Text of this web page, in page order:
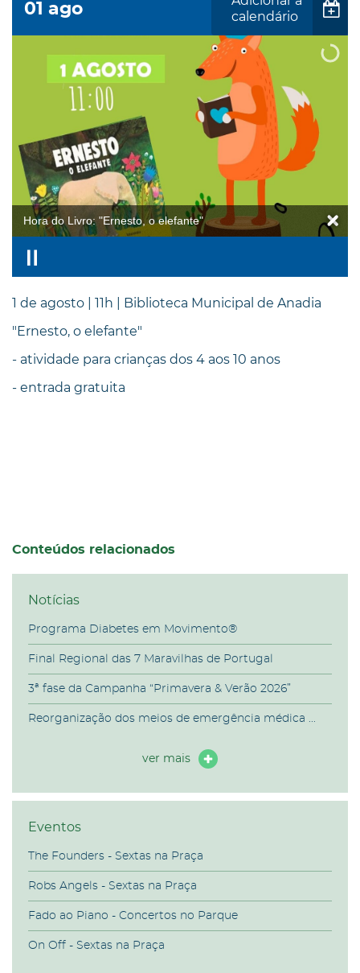
01 ago
calendário
Hora do Livro: "Ernesto, o elefante"
1 de agosto | 11h | Biblioteca Municipal de Anadia
"Ernesto, o elefante"
- atividade para crianças dos 4 aos 10 anos
- entrada gratuita
Conteúdos relacionados
Notícias
Programa Diabetes em Movimento®
Final Regional das 7 Maravilhas de Portugal
3ª fase da Campanha “Primavera & Verão 2026”
Reorganização dos meios de emergência médica ...
ver mais
Eventos
The Founders - Sextas na Praça
Robs Angels - Sextas na Praça
Fado ao Piano - Concertos no Parque
On Off - Sextas na Praça